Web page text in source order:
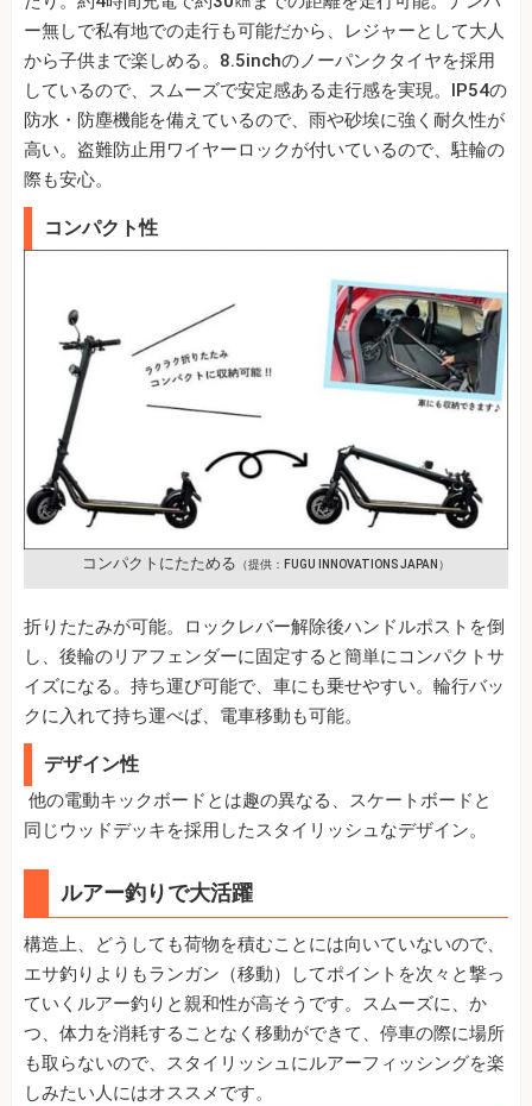
ー無しで私有地での走行も可能だから、レジャーとして大人
から子供まで楽しめる。8.5inchのノーパンクタイヤを採用
しているので、スムーズで安定感ある走行感を実現。IP54の
防水・防塵機能を備えているので、雨や砂埃に強く耐久性が
高い。盗難防止用ワイヤーロックが付いているので、駐輪の
際も安心。
コンパクト性
コンパクトにたためる （提供：FUGU INNOVATIONS JAPAN）
折りたたみが可能。ロックレバー解除後ハンドルポストを倒
し、後輪のリアフェンダーに固定すると簡単にコンパクトサ
イズになる。持ち運び可能で、車にも乗せやすい。輪行バッ
クに入れて持ち運べば、電車移動も可能。
デザイン性
他の電動キックボードとは趣の異なる、スケートボードと
同じウッドデッキを採用したスタイリッシュなデザイン。
ルアー釣りで大活躍
構造上、どうしても荷物を積むことには向いていないので、
エサ釣りよりもランガン（移動）してポイントを次々と撃っ
ていくルアー釣りと親和性が高そうです。スムーズに、か
つ、体力を消耗することなく移動ができて、停車の際に場所
も取らないので、スタイリッシュにルアーフィッシングを楽
しみたい人にはオススメです。